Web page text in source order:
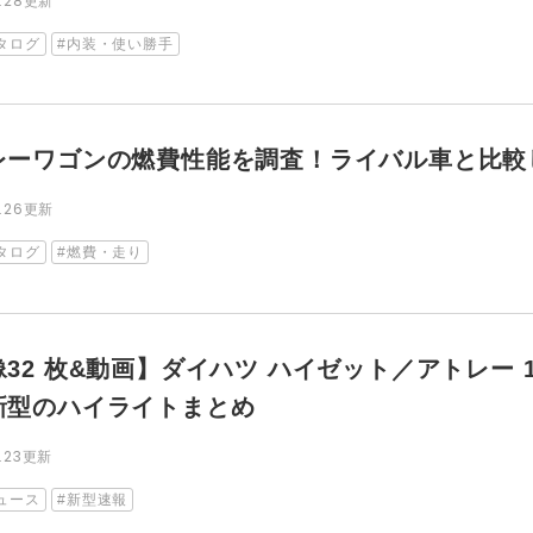
ログ 内装・使い勝手
ーワゴンの燃費性能を調査！ライバル車と比
更新
ログ 燃費・走り
32 枚&動画】ダイハツ ハイゼット／アトレー
型のハイライトまとめ
更新
ース 新型速報